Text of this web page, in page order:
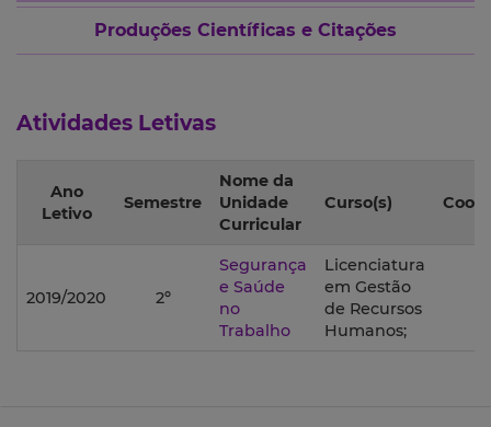
Produções Científicas e Citações
Atividades Letivas
Ano
Letivo
Semestre
Nome da
Unidade
Curricular
Curso(s)
2019/2020 2º
Segurança
e Saúde
no
Trabalho
Licenciatura
em Gestão
de Recursos
Humanos;